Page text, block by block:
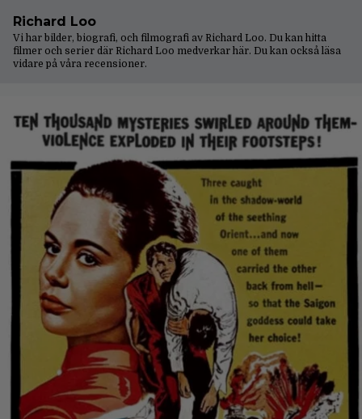
Richard Loo
Vi har bilder, biografi, och filmografi av Richard Loo. Du kan hitta
filmer och serier där Richard Loo medverkar här. Du kan också läsa
vidare på våra recensioner.